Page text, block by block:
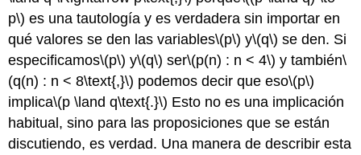
p\) es una tautología y es verdadera sin importar en
qué valores se den las variables\(p\) y\(q\) se den. Si
especificamos\(p\) y\(q\) ser\(p(n) : n < 4\) y también\
(q(n) : n < 8\text{,}\) podemos decir que eso\(p\)
implica\(p \land q\text{.}\) Esto no es una implicación
habitual, sino para las proposiciones que se están
discutiendo, es verdad. Una manera de describir esta